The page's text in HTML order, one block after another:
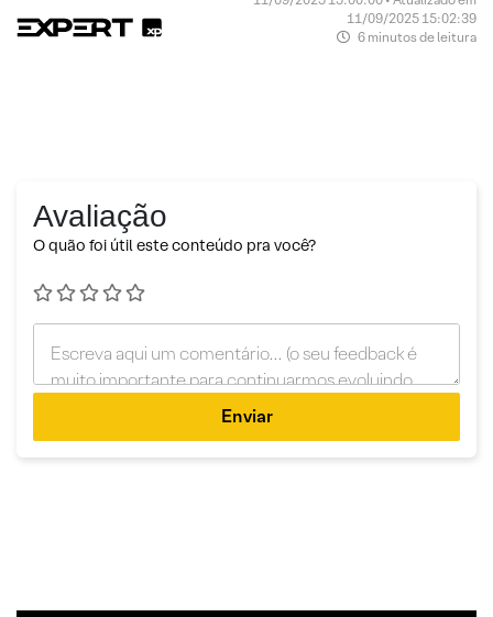
11/09/2025 15:02:39
6 minutos de leitura
Avaliação
O quão foi útil este conteúdo pra você?
Enviar